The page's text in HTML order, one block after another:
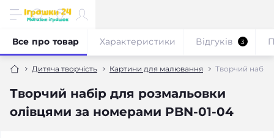
Дитяча творчість Картини для малювання Творчий
Творчий набір для розмальовки
олівцями за номерами PBN-01-04
Все про товар Характеристики Відгуків 3